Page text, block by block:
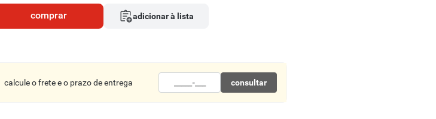
comprar adicionar à lista
calcule o frete e o prazo de entrega consultar